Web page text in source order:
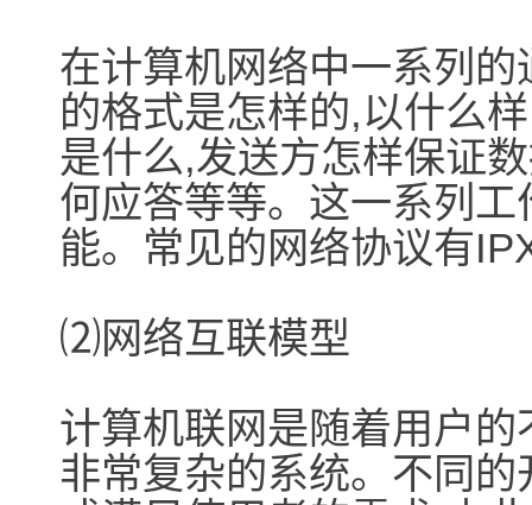
在计算机网络中一系列
的格式是怎样的,以什么
是什么,发送方怎样保证
何应答等等。这一系列
能。常见的网络协议有
⑵网络互联模型
计算机联网是随着用户
非常复杂的系统。不同